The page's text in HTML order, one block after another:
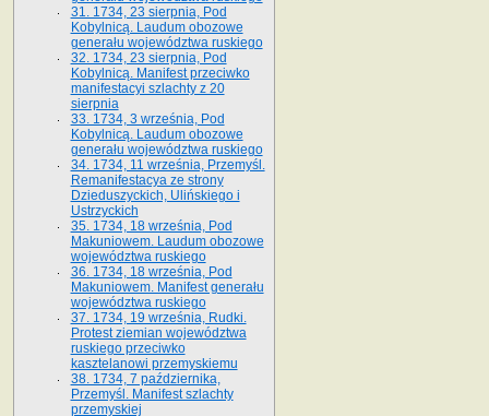
31. 1734, 23 sierpnia, Pod
Kobylnicą. Laudum obozowe
generału województwa ruskiego
32. 1734, 23 sierpnia, Pod
Kobylnicą. Manifest przeciwko
manifestacyi szlachty z 20
sierpnia
33. 1734, 3 września, Pod
Kobylnicą. Laudum obozowe
generału województwa ruskiego
34. 1734, 11 września, Przemyśl.
Remanifestacya ze strony
Dzieduszyckich, Ulińskiego i
Ustrzyckich
35. 1734, 18 września, Pod
Makuniowem. Laudum obozowe
województwa ruskiego
36. 1734, 18 września, Pod
Makuniowem. Manifest generału
województwa ruskiego
37. 1734, 19 września, Rudki.
Protest ziemian województwa
ruskiego przeciwko
kasztelanowi przemyskiemu
38. 1734, 7 października,
Przemyśl. Manifest szlachty
przemyskiej